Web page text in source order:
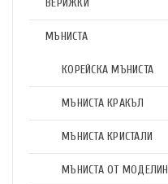
ВЕРИЖКИ
МЪНИСТА
КОРЕЙСКА МЪНИСТА
МЪНИСТА КРАКЪЛ
МЪНИСТА КРИСТАЛИ
МЪНИСТА ОТ МОДЕЛИН